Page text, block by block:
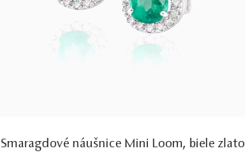
Smaragdové náušnice Mini Loom, biele zlato